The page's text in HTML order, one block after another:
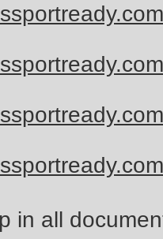
in all